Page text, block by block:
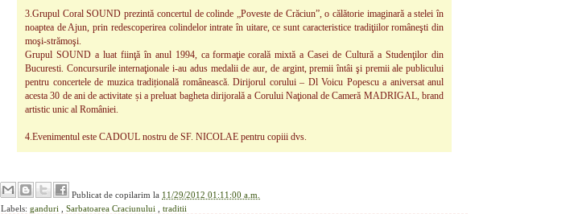
3.Grupul Coral SOUND prezintă concertul de colinde „Poveste de Crăciun”, o călătorie imaginară a stelei în
noaptea de Ajun, prin redescoperirea colindelor intrate în uitare, ce sunt caracteristice tradiţiilor româneşti din
moşi-strămoşi.
Grupul SOUND a luat fiinţă în anul 1994, ca formaţie corală mixtă a Casei de Cultură a Studenţilor din
Bucuresti. Concursurile internaţionale i-au adus medalii de aur, de argint, premii întâi şi premii ale publicului
pentru concertele de muzica tradițională românească. Dirijorul corului – Dl Voicu Popescu a aniversat anul
acesta 30 de ani de activitate și a preluat bagheta dirijorală a Corului Naţional de Cameră MADRIGAL, brand
artistic unic al României.
4.Evenimentul este CADOUL nostru de SF. NICOLAE pentru copiii dvs.
Publicat de copilarim la 11/29/2012 01:11:00 a.m.
Labels: ganduri Sarbatoarea Craciunului traditii